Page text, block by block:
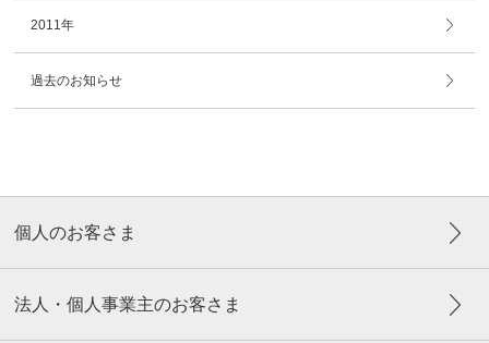
2011年
過去のお知らせ
個人のお客さま
法人・個人事業主のお客さま